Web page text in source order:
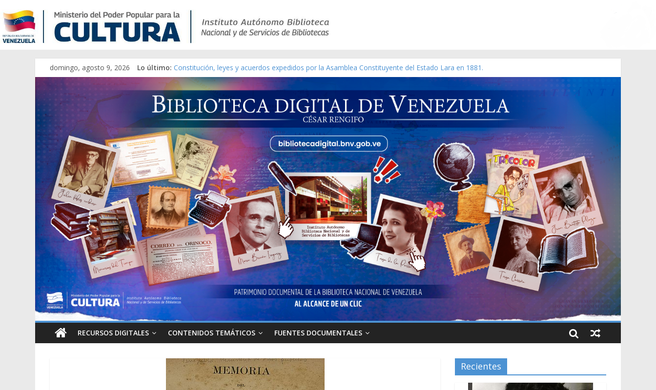
domingo, agosto 9, 2026 Lo último: Constitución, leyes y acuerdos expedidos por la Asamblea Constituyente del Estado Lara en 1881.
Una Parálisis [material gráfico]
Modesta Bor Sánchez [material gráfico]
Gaceta Oficial de la República de Venezuela año CXXXIII Mes V, Caracas 09 de marzo de 2006 N° 38.394
Catálogo temático de obras de Modesta Bor
RECURSOS DIGITALES CONTENIDOS TEMÁTICOS FUENTES DOCUMENTALES
Recientes